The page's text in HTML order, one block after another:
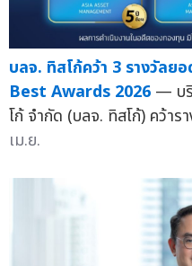
บลจ. ทิสโก้คว้า 3 รางวัล
Best Awards 2026 — บ
โก้ จำกัด (บลจ. ทิสโก้) คว้าร
เม.ย.